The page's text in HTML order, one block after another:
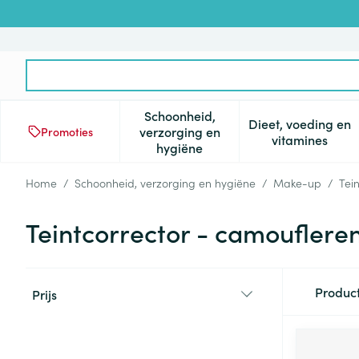
Promoties
Schoonheid,
verzorging en
hygiëne
Toon submenu voor
Dieet, voeding en
vitamines
Toon
Home / Schoonheid, verzorging en hygiëne / Make-up /
Teintcorrector -
Prijs